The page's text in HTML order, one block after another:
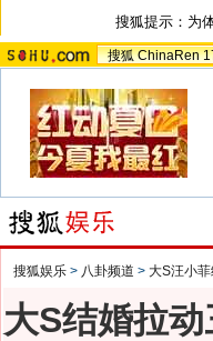
搜狐提示：为
搜狐 ChinaRen
搜狐娱乐 > 八卦频道 > 大S汪小
大S结婚拉